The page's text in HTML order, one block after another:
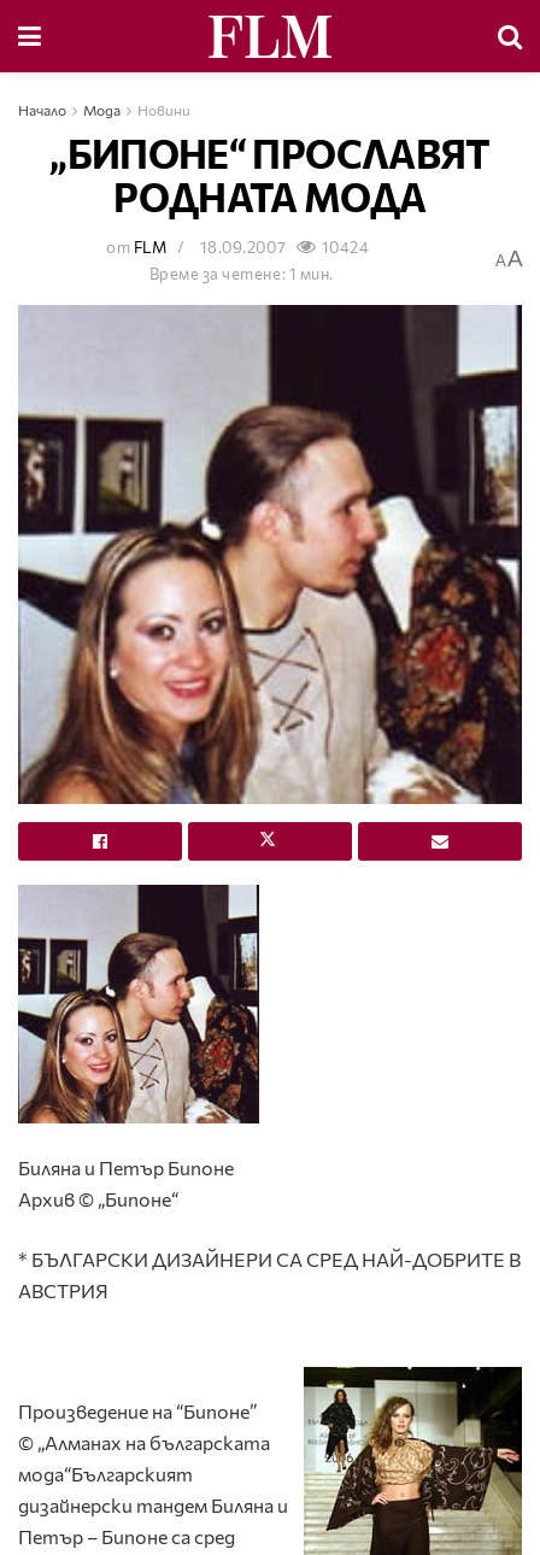
Начало Мода Новини
„БИПОНЕ“ ПРОСЛАВЯТ
РОДНАТА МОДА
от FLM 18.09.2007
10424
Време за четене: 1 мин.
AA
Биляна и Петър Бипоне
Архив © „Бипоне“
* БЪЛГАРСКИ ДИЗАЙНЕРИ СА СРЕД НАЙ-ДОБРИТЕ В
АВСТРИЯ
Произведение на “Бипоне”
© „Алманах на българската
мода“Българският
дизайнерски тандем Биляна и
Петър – Бипоне са сред